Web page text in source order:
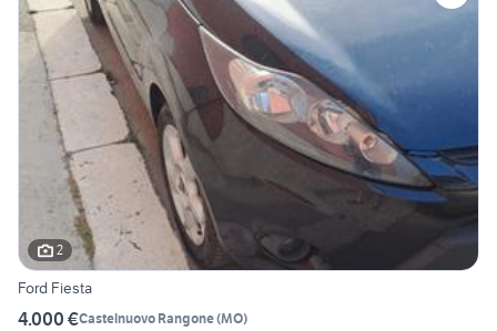
2
Ford Fiesta
4.000 €Castelnuovo Rangone(MO)